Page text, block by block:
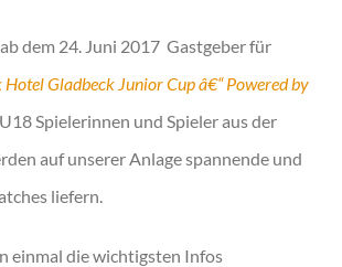
dem 24. Juni 2017 Gastgeber für
Hotel Gladbeck Junior Cup â€“ Powered by
U18 Spielerinnen und Spieler aus der
auf unserer Anlage spannende und
liefern.
einmal die wichtigsten Infos